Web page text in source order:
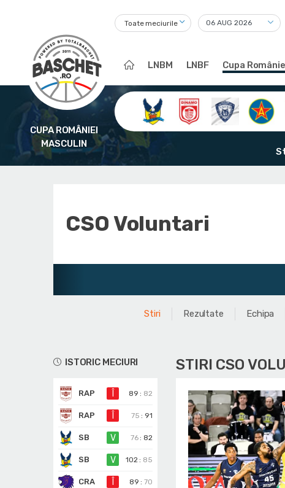
Toate meciurile
LNBM LNBF Cupa
CUPA ROMÂNIEI
MASCULIN
CSO Voluntari
Stiri Rezultate Echipa
ISTORIC MECIURI
RAP 89 : 82
RAP 75 : 91
SB V 76 : 82
SB V 102 : 85
CRA 89 :70
STIRI CSO